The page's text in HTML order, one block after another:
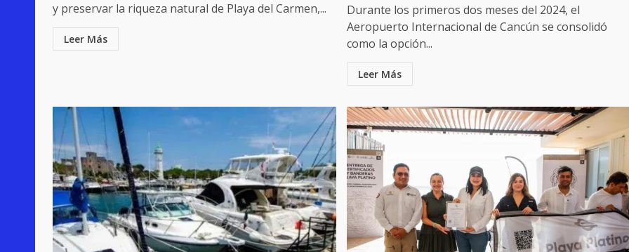
y preservar la riqueza natural de Playa del Carmen,...
Leer Más
Durante los primeros dos meses del 2024, el
Aeropuerto Internacional de Cancún se consolidó
como la opción...
Leer Más